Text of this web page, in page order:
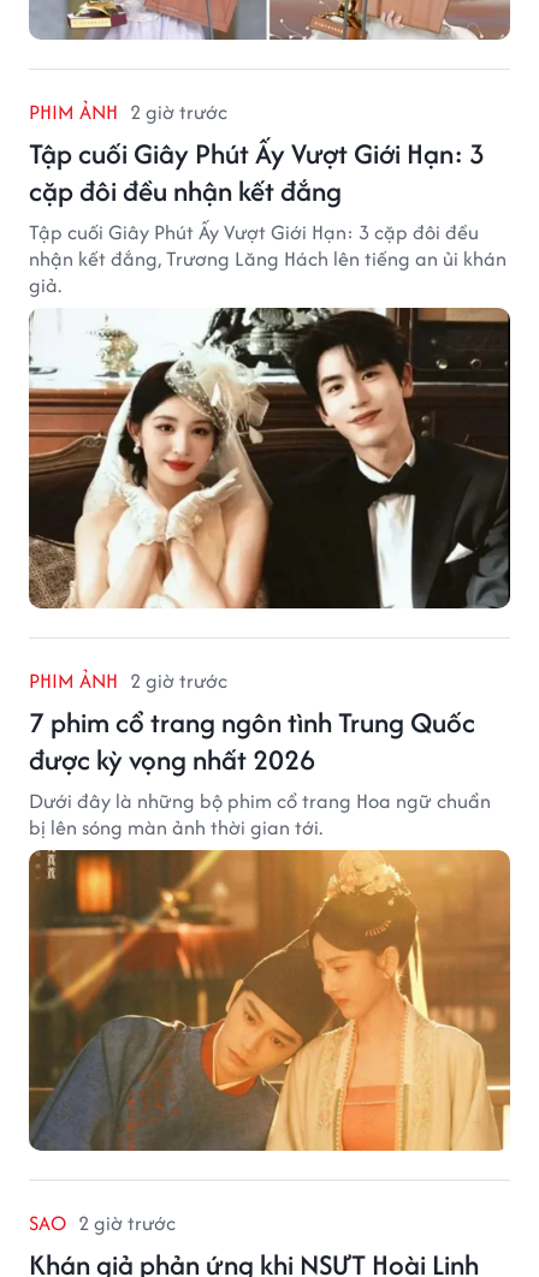
PHIM ẢNH 2 giờ trước
Tập cuối Giây Phút Ấy Vượt Giới Hạn: 3
cặp đôi đều nhận kết đắng
Tập cuối Giây Phút Ấy Vượt Giới Hạn: 3 cặp đôi đều
nhận kết đắng, Trương Lăng Hách lên tiếng an ủi khán
giả.
PHIM ẢNH 2 giờ trước
7 phim cổ trang ngôn tình Trung Quốc
được kỳ vọng nhất 2026
Dưới đây là những bộ phim cổ trang Hoa ngữ chuẩn
bị lên sóng màn ảnh thời gian tới.
SAO 2 giờ trước
Khán giả phản ứng khi NSƯT Hoài Linh